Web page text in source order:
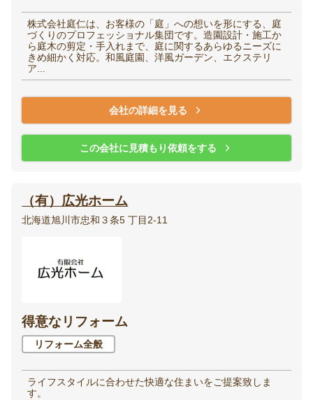
株式会社庭仁は、お客様の「庭」への想いを形にする、庭
づくりのプロフェッショナル集団です。造園設計・施工か
ら庭木の剪定・手入れまで、庭に関するあらゆるニーズに
きめ細かく対応。和風庭園、洋風ガーデン、エクステリ
ア...
会社の詳細を見る
この会社に見積もり依頼をする
（有）広光ホーム
北海道旭川市忠和３条5 丁目2-11
得意なリフォーム
リフォーム全般
ライフスタイルに合わせた快適な住まいをご提案致しま
す。